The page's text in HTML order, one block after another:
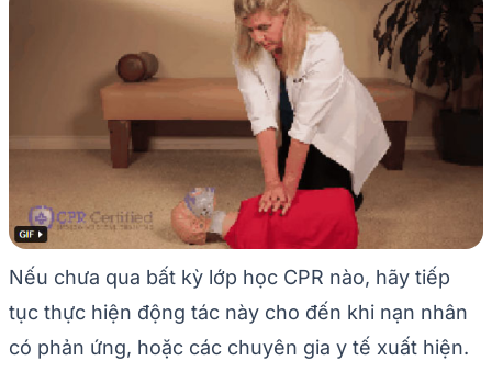
Nếu chưa qua bất kỳ lớp học CPR nào, hãy tiếp
tục thực hiện động tác này cho đến khi nạn nhân
có phản ứng, hoặc các chuyên gia y tế xuất hiện.